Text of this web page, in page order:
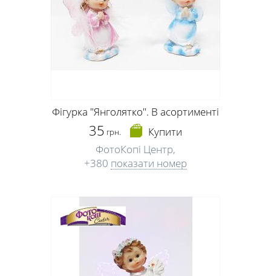
Фігурка "Янголятко". В асортименті
35 грн.
Купити
ФотоКопі Центр,
+380 показати номер